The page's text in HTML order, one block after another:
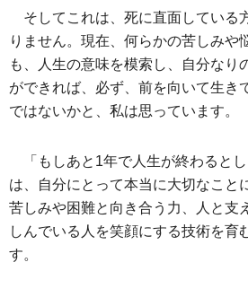
そしてこれは、死に直面している
りません。現在、何らかの苦しみや
も、人生の意味を模索し、自分なり
ができれば、必ず、前を向いて生き
ではないかと、私は思っています。
「もしあと1年で人生が終わると
は、自分にとって本当に大切なこと
苦しみや困難と向き合う力、人と支
しんでいる人を笑顔にする技術を育
す。